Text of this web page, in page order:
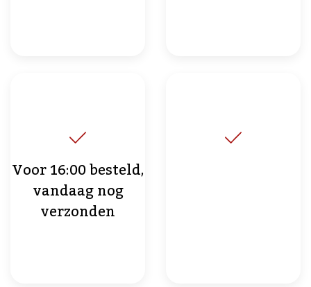
Voor 16:00 besteld,
vandaag nog
verzonden